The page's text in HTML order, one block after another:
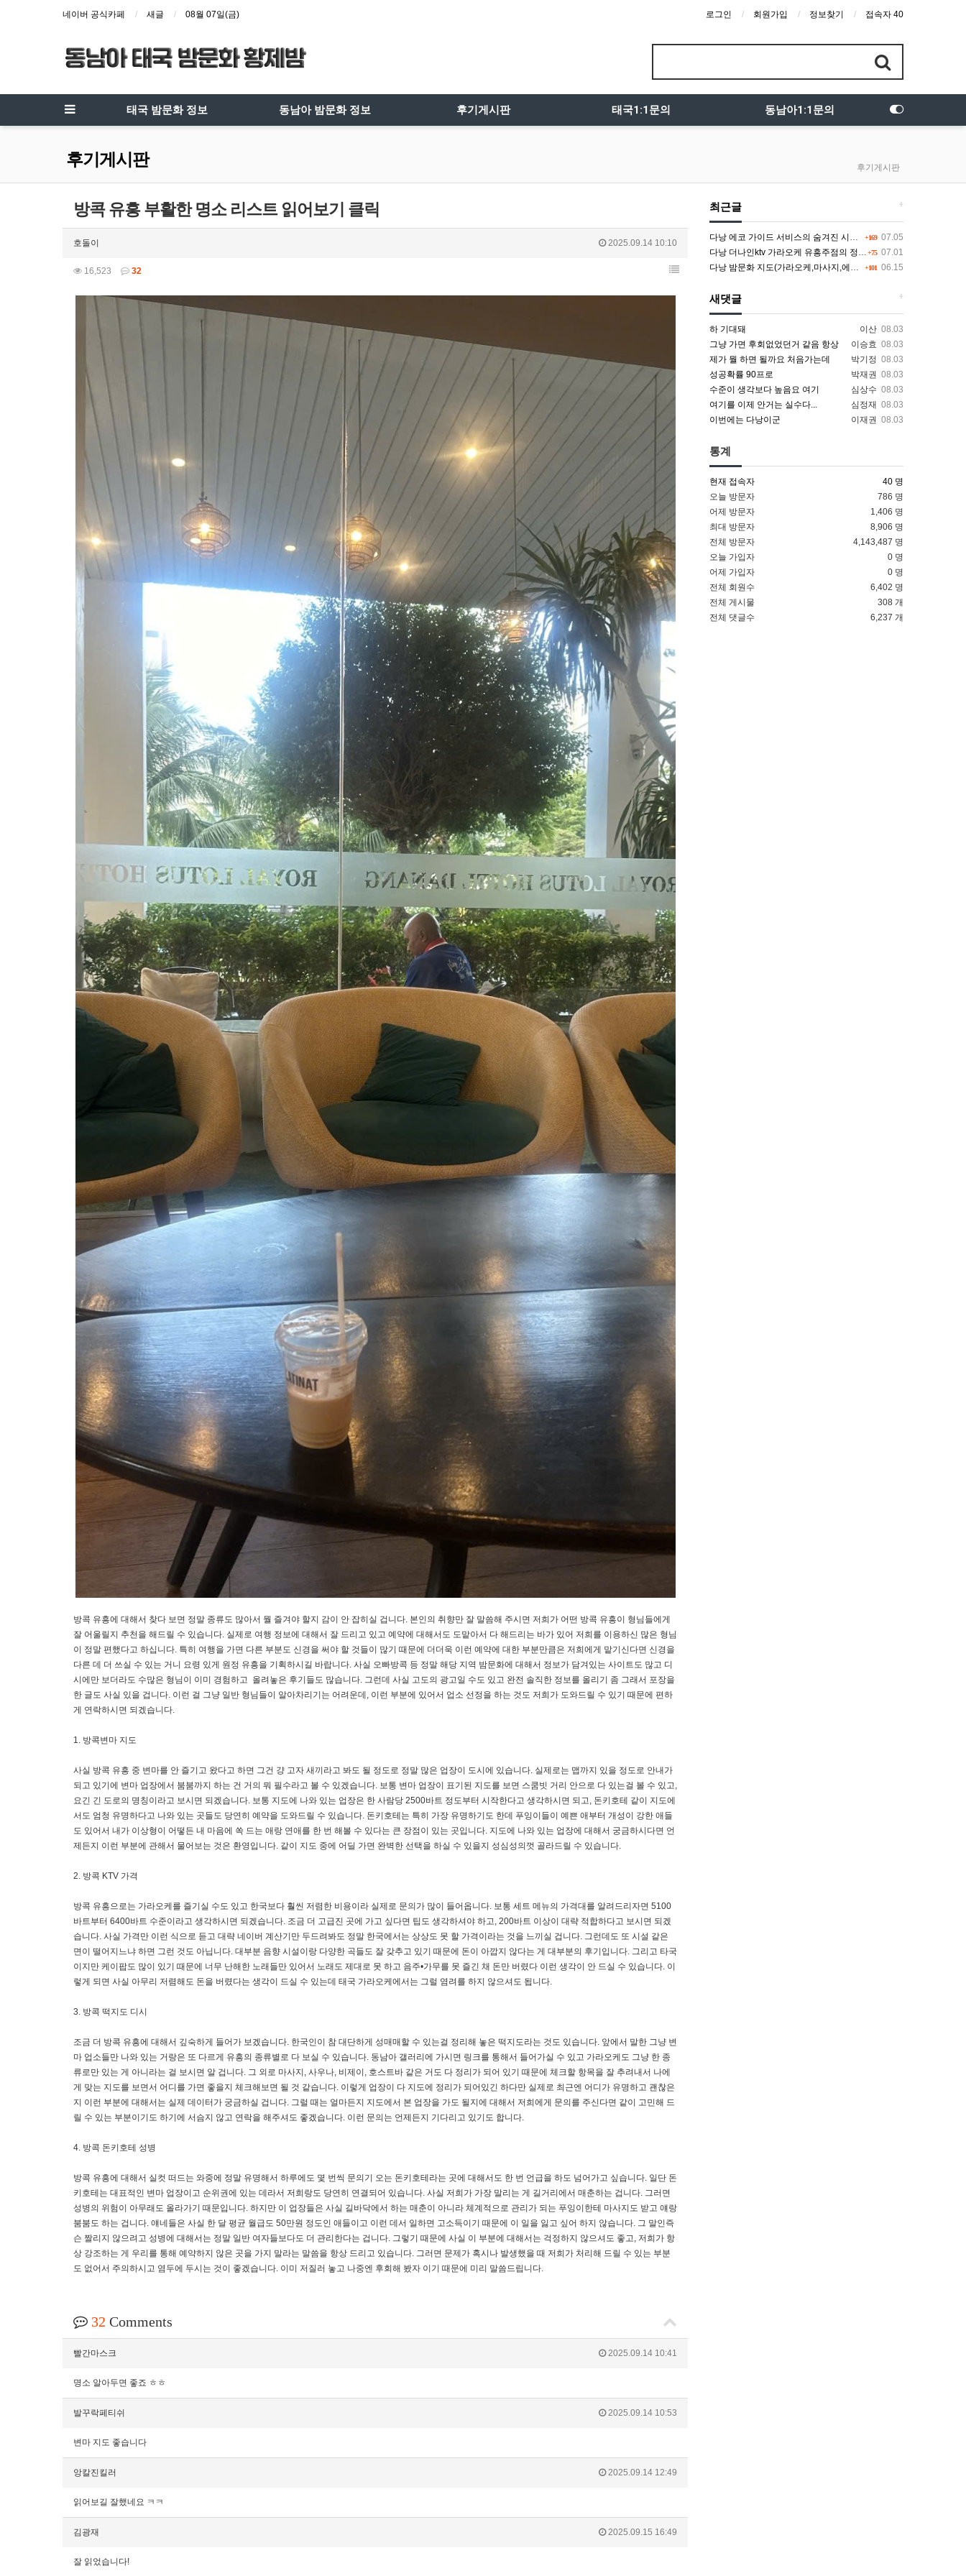
네이버 공식카페 새글 08월 07일(금) 로그인 회원가입 정보찾기 접속자 40
태국 밤문화 정보 동남아 밤문화 정보 후기게시판 태국1:1문의 동남아1:1문의
후기게시판 후기게시판
방콕 유흥 부활한 명소 리스트 읽어보기 클릭
호돌이 2025.09.14 10:10
16,523 32
방콕 유흥에 대해서 찾다 보면 정말 종류도 많아서 뭘 즐겨야 할지 감이 안 잡히실 겁니다. 본인의 취향만 잘 말씀해 주시면 저희가 어떤 방콕 유흥이 형님들에게
잘 어울릴지 추천을 해드릴 수 있습니다. 실제로 여행 정보에 대해서 잘 드리고 있고 예약에 대해서도 도맡아서 다 해드리는 바가 있어 저희를 이용하신 많은 형님
이 정말 편했다고 하십니다. 특히 여행을 가면 다른 부분도 신경을 써야 할 것들이 많기 때문에 더더욱 이런 예약에 대한 부분만큼은 저희에게 맡기신다면 신경을
다른 데 더 쓰실 수 있는 거니 요령 있게 원정 유흥을 기획하시길 바랍니다. 사실 오빠방콕 등 정말 해당 지역 밤문화에 대해서 정보가 담겨있는 사이트도 많고 디
시에만 보더라도 수많은 형님이 이미 경험하고 올려놓은 후기들도 많습니다. 그런데 사실 고도의 광고일 수도 있고 완전 솔직한 정보를 올리기 좀 그래서 포장을
한 글도 사실 있을 겁니다. 이런 걸 그냥 일반 형님들이 알아차리기는 어려운데, 이런 부분에 있어서 업소 선정을 하는 것도 저희가 도와드릴 수 있기 때문에 편하
게 연락하시면 되겠습니다.
1. 방콕변마 지도
사실 방콕 유흥 중 변마를 안 즐기고 왔다고 하면 그건 걍 고자 새끼라고 봐도 될 정도로 정말 많은 업장이 도시에 있습니다. 실제로는 맵까지 있을 정도로 안내가
되고 있기에 변마 업장에서 붐붐까지 하는 건 거의 뭐 필수라고 볼 수 있겠습니다. 보통 변마 업장이 표기된 지도를 보면 스쿰빗 거리 안으로 다 있는걸 볼 수 있고,
요긴 긴 도로의 명칭이라고 보시면 되겠습니다. 보통 지도에 나와 있는 업장은 한 사람당 2500바트 정도부터 시작한다고 생각하시면 되고, 돈키호테 같이 지도에
서도 엄청 유명하다고 나와 있는 곳들도 당연히 예약을 도와드릴 수 있습니다. 돈키호테는 특히 가장 유명하기도 한데 푸잉이들이 예쁜 애부터 개성이 강한 애들
도 있어서 내가 이상형이 어떻든 내 마음에 쏙 드는 애랑 연애를 한 번 해볼 수 있다는 큰 장점이 있는 곳입니다. 지도에 나와 있는 업장에 대해서 궁금하시다면 언
제든지 이런 부분에 관해서 물어보는 것은 환영입니다. 같이 지도 중에 어딜 가면 완벽한 선택을 하실 수 있을지 성심성의껏 골라드릴 수 있습니다.
2. 방콕 KTV 가격
방콕 유흥으로는 가라오케를 즐기실 수도 있고 한국보다 훨씬 저렴한 비용이라 실제로 문의가 많이 들어옵니다. 보통 세트 메뉴의 가격대를 알려드리자면 5100
바트부터 6400바트 수준이라고 생각하시면 되겠습니다. 조금 더 고급진 곳에 가고 싶다면 팁도 생각하셔야 하고, 200바트 이상이 대략 적합하다고 보시면 되겠
습니다. 사실 가격만 이런 식으로 듣고 대략 네이버 계산기만 두드려봐도 정말 한국에서는 상상도 못 할 가격이라는 것을 느끼실 겁니다. 그런데도 또 시설 같은
면이 떨어지느냐 하면 그런 것도 아닙니다. 대부분 음향 시설이랑 다양한 곡들도 잘 갖추고 있기 때문에 돈이 아깝지 않다는 게 대부분의 후기입니다. 그리고 타국
이지만 케이팝도 많이 있기 때문에 너무 난해한 노래들만 있어서 노래도 제대로 못 하고 음주•가무를 못 즐긴 채 돈만 버렸다 이런 생각이 안 드실 수 있습니다. 이
렇게 되면 사실 아무리 저렴해도 돈을 버렸다는 생각이 드실 수 있는데 태국 가라오케에서는 그럴 염려를 하지 않으셔도 됩니다.
3. 방콕 떡지도 디시
조금 더 방콕 유흥에 대해서 깊숙하게 들어가 보겠습니다. 한국인이 참 대단하게 성매매할 수 있는걸 정리해 놓은 떡지도라는 것도 있습니다. 앞에서 말한 그냥 변
마 업소들만 나와 있는 거랑은 또 다르게 유흥의 종류별로 다 보실 수 있습니다. 동남아 갤러리에 가시면 링크를 통해서 들어가실 수 있고 가라오케도 그냥 한 종
류로만 있는 게 아니라는 걸 보시면 알 겁니다. 그 외로 마사지, 사우나, 비제이, 호스트바 같은 거도 다 정리가 되어 있기 때문에 체크할 항목을 잘 추려내서 나에
게 맞는 지도를 보면서 어디를 가면 좋을지 체크해보면 될 것 같습니다. 이렇게 업장이 다 지도에 정리가 되어있긴 하다만 실제로 최근엔 어디가 유명하고 괜찮은
지 이런 부분에 대해서는 실제 데이터가 궁금하실 겁니다. 그럴 때는 얼마든지 지도에서 본 업장을 가도 될지에 대해서 저희에게 문의를 주신다면 같이 고민해 드
릴 수 있는 부분이기도 하기에 서슴지 않고 연락을 해주셔도 좋겠습니다. 이런 문의는 언제든지 기다리고 있기도 합니다.
4. 방콕 돈키호테 성병
방콕 유흥에 대해서 실컷 떠드는 와중에 정말 유명해서 하루에도 몇 번씩 문의기 오는 돈키호테라는 곳에 대해서도 한 번 언급을 하도 넘어가고 싶습니다. 일단 돈
키호테는 대표적인 변마 업장이고 순위권에 있는 데라서 저희랑도 당연히 연결되어 있습니다. 사실 저희가 가장 말리는 게 길거리에서 매춘하는 겁니다. 그러면
성병의 위험이 아무래도 올라가기 때문입니다. 하지만 이 업장들은 사실 길바닥에서 하는 매춘이 아니라 체계적으로 관리가 되는 푸잉이한테 마사지도 받고 얘랑
붐붐도 하는 겁니다. 얘네들은 사실 한 달 평균 월급도 50만원 정도인 애들이고 이런 데서 일하면 고소득이기 때문에 이 일을 잃고 싶어 하지 않습니다. 그 말인즉
슨 짤리지 않으려고 성병에 대해서는 정말 일반 여자들보다도 더 관리한다는 겁니다. 그렇기 때문에 사실 이 부분에 대해서는 걱정하지 않으셔도 좋고, 저희가 항
상 강조하는 게 우리를 통해 예약하지 않은 곳을 가지 말라는 말씀을 항상 드리고 있습니다. 그러면 문제가 혹시나 발생했을 때 저희가 처리해 드릴 수 있는 부분
도 없어서 주의하시고 염두에 두시는 것이 좋겠습니다. 이미 저질러 놓고 나중엔 후회해 봤자 이기 때문에 미리 말씀드립니다.
32 Comments
빨간마스크 2025.09.14 10:41
명소 알아두면 좋죠 ㅎㅎ
발꾸락페티쉬 2025.09.14 10:53
변마 지도 좋습니다
앙칼진킬러 2025.09.14 12:49
읽어보길 잘했네요 ㅋㅋ
김광재 2025.09.15 16:49
잘 읽었습니다!
+
최근글
+169 07.05
다낭 에코 가이드 서비스의 숨겨진 시스템과 다채로운 인력 풀의 진실
+75 07.01
다낭 더나인ktv 가라오케 유흥주점의 정석을 찾고 있다면 여기
+101 06.15
다낭 밤문화 지도(가라오케,마사지,에코걸,토킹바,클럽) 유흥별 가격 및 후기공유
+
새댓글
이산 08.03
하 기대돼
이승효 08.03
그냥 가면 후회없었던거 같음 항상
박기정 08.03
제가 뭘 하면 될까요 처음가는데
박재권 08.03
성공확률 90프로
심상수 08.03
수준이 생각보다 높음요 여기
심정재 08.03
여기를 이제 안거는 실수다...
이재권 08.03
이번에는 다낭이군
통계
현재 접속자
40 명
오늘 방문자
786 명
어제 방문자
1,406 명
최대 방문자
8,906 명
전체 방문자
4,143,487 명
오늘 가입자
0 명
어제 가입자
0 명
전체 회원수
6,402 명
전체 게시물
308 개
전체 댓글수
6,237 개